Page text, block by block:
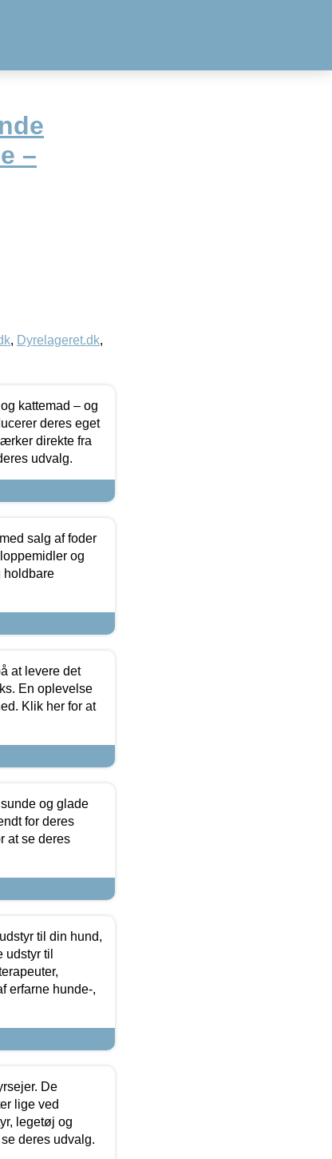
–
, Dyrelageret.dk,
kattemad – og
deres eget
direkte fra
udvalg.
salg af foder
og
holdbare
at levere det
En oplevelse
Klik her for at
og glade
for deres
at se deres
til din hund,
til
erfarne hunde-,
De
lige ved
legetøj og
deres udvalg.